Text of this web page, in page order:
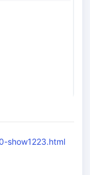
show1223.html